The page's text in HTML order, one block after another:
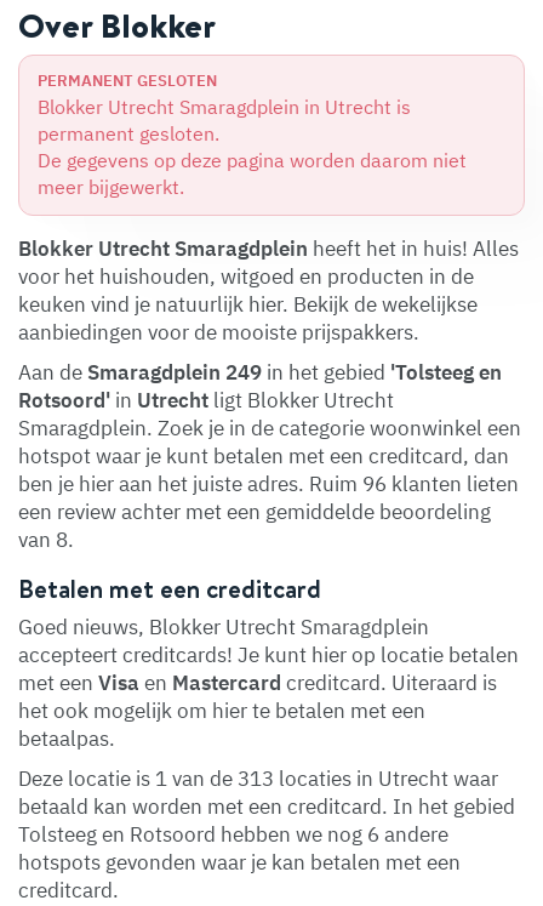
Over Blokker
PERMANENT GESLOTEN
Blokker Utrecht Smaragdplein in Utrecht is
permanent gesloten.
De gegevens op deze pagina worden daarom niet
meer bijgewerkt.
Blokker Utrecht Smaragdplein heeft het in huis! Alles
voor het huishouden, witgoed en producten in de
keuken vind je natuurlijk hier. Bekijk de wekelijkse
aanbiedingen voor de mooiste prijspakkers.
Aan de Smaragdplein 249 in het gebied 'Tolsteeg en
Rotsoord' in Utrecht ligt Blokker Utrecht
Smaragdplein. Zoek je in de categorie woonwinkel een
hotspot waar je kunt betalen met een creditcard, dan
ben je hier aan het juiste adres. Ruim 96 klanten lieten
een review achter met een gemiddelde beoordeling
van 8.
Betalen met een creditcard
Goed nieuws, Blokker Utrecht Smaragdplein
accepteert creditcards! Je kunt hier op locatie betalen
met een Visa en Mastercard creditcard. Uiteraard is
het ook mogelijk om hier te betalen met een
betaalpas.
Deze locatie is 1 van de 313 locaties in Utrecht waar
betaald kan worden met een creditcard. In het gebied
Tolsteeg en Rotsoord hebben we nog 6 andere
hotspots gevonden waar je kan betalen met een
creditcard.